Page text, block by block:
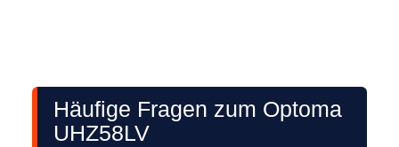
Häufige Fragen zum Optoma
UHZ58LV